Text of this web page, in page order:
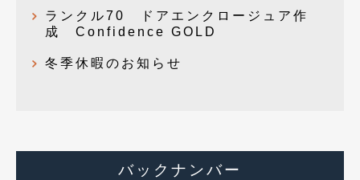
ランクル70 ドアエンクロージュア作
成 Confidence GOLD
冬季休暇のお知らせ
バックナンバー